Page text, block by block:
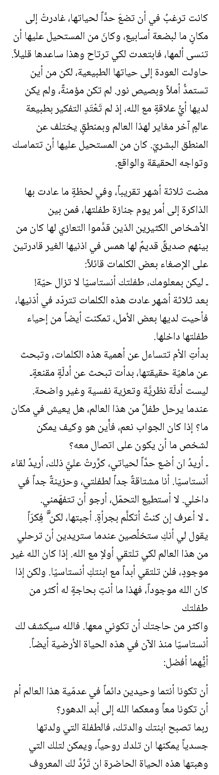
كانت ترغبُ في أن تضعَ حدَّاً لحياتها، غادرتْ إلى
مكانٍ ما لبضعة أسابيع، وكانَ من المستحيل عليها أن
تنسى ألمها، فابتعدت لكي ترتاح وهذا ساعدها قليلاً.
حاولت العودة إلى حياتها الطبيعية، لكن من أين
تستمدُّ أملاً وبصيص نور. لم تكن مؤمنةً، ولم يكن
لديها أيُّ علاقةٍ مع الله، إذ لم تَعْتَدِ التفكير بطبيعة
عالمٍ آخر مغاير لهذا العالم وبمنطقٍ يختلف عن
المنطق البشريّ. كان من المستحيل عليها أن تتماسك
وتواجه الحقيقة والواقع.
مضت ثلاثة أشهر تقريباً، وفي لحظةٍ ما عادت بها
الذاكرة إلى أمر يوم جنازة طفلتها، فمن بين
الأشخاص الكثيرين الذين قدَّموا التعازي لها كان من
بينهم صديقٌ قديمٌ لها همس في اذنيها الغير قادرتين
على الإصغاء بعض الكلمات قائلاً:
ـ ليكن بمعلومك، طفلتك أنستاسيّا لا تزال حيّة!
بعد ثلاثة أشهر عادت هذه الكلمات تتردّد في أذنيها،
فأحيت لديها بعض الأمل، تمكنت أيضاً من إحياء
طفلتها داخلها.
بدأتِ الأم تتساءل عن أهمية هذه الكلمات، وتبحث
عن ماهيّة حقيقتها، بدأت تبحث عن أدلّةٍ مقنعةٍـ
ليست أدلّة نظريَّة وتعزية نفسية وغير واضحة.
عندما يرحل طفلٌ من هذا العالم، هل يعيش في مكان
ما؟ إذا كان الجواب نعم، فأَين هو وكيف يمكن
لشخص ما أن يكون على اتصال معه؟
ـ أريدُ ان أضع حدَّاً لحياتي، كرَّرتْ عليَّ ذلك، أريدُ لقاء
أنستاسيّا. أنا مشتاقةٌ جداً لطفلتي، وحزينةٌ جداً في
داخلي. لا أستطيع التحمّل، أرجو أن تتفهّمني.
ـ لا أعرف إن كنتُ أتكلَّم بجرأةٍ. أجبتها، لكن َّ فِكرَاً
يقول لي أنكِ ستخلُصين عندما ستريدين أن ترحلي
من هذا العالم لكي تلتقي أولاٍ مع الله. إذا كان الله غير
موجودٍ، فلن تلتقي أبداً مع ابنتكِ أنستاسيّا. ولكن إذا
كان الله موجوداً، فهذا ما أنتِ بحاجةٍ له أكثر من
طفلتك
واكثر من حاجتك أن تكوني معها. فالله سيكشف لك
أنستاسيّا منذ الآن في هذه الحياة الأرضية أيضاً.
أيُّهما أفضل:
أن تكونا أنتما وحيدين دائماً في عدمّية هذا العالم أم
أن تكونا معاً ومعكما الله إلى أبد الدهور؟
ربما تصبح ابنتك والدتك، فالطفلة التي ولدتها
جسدياً يمكنها ان تلدك روحياً، ويمكن لتلك التي
وهبتها هذه الحياة الحاضرة ان تَرُدَّ لك المعروف